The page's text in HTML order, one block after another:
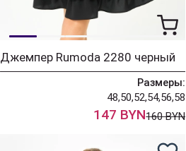
Джемпер Rumoda 2280 черный
Размеры:
48,50,52,54,56,58
147 BYN160 BYN